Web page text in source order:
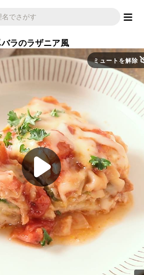
ラのラザニア風
ミュートを解除